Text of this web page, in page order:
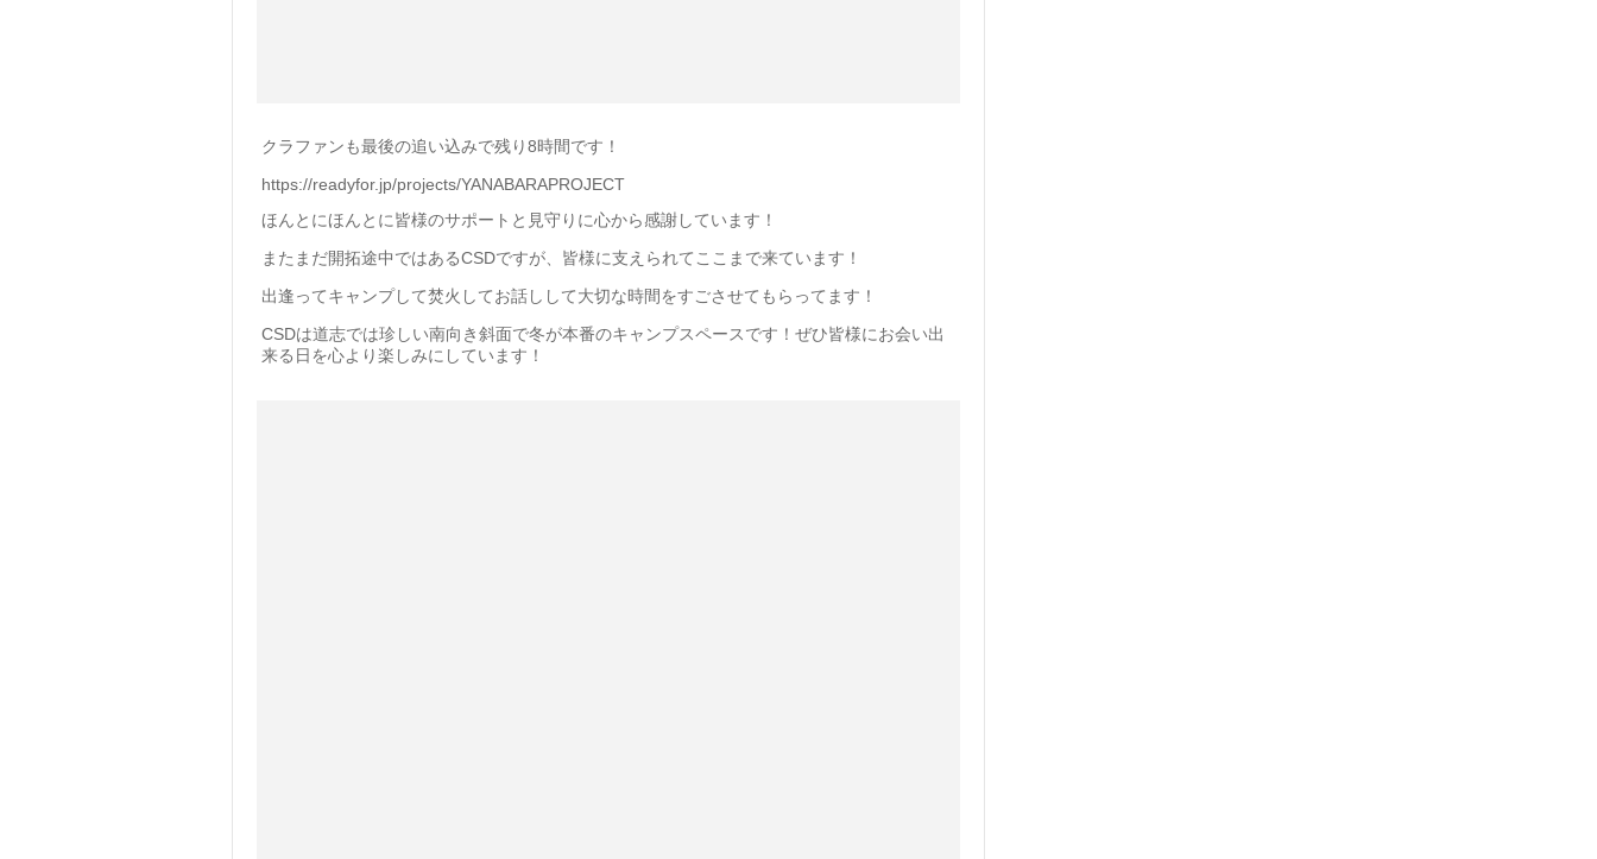
クラファンも最後の追い込みで残り8時間です！
https://readyfor.jp/projects/YANABARAPROJECT
ほんとにほんとに皆様のサポートと見守りに心から感謝しています！
またまだ開拓途中ではあるCSDですが、皆様に支えられてここまで来ています！
出逢ってキャンプして焚火してお話しして大切な時間をすごさせてもらってます！
CSDは道志では珍しい南向き斜面で冬が本番のキャンプスペースです！ぜひ皆様にお会い出
来る日を心より楽しみにしています！